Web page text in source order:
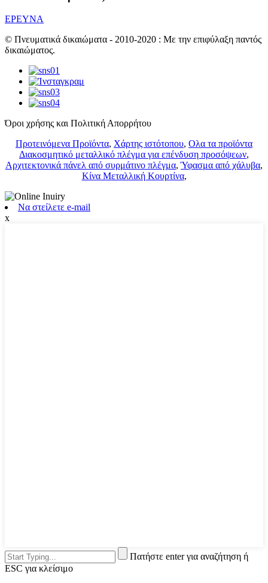
ΕΡΕΥΝΑ
© Πνευματικά δικαιώματα - 2010-2020 : Με την επιφύλαξη παντός
δικαιώματος.
Όροι χρήσης και Πολιτική Απορρήτου
Προτεινόμενα Προϊόντα, Χάρτης ιστότοπου, Ολα τα προϊόντα
Διακοσμητικό μεταλλικό πλέγμα για επένδυση προσόψεων,
Αρχιτεκτονικά πάνελ από συρμάτινο πλέγμα,Ύφασμα από χάλυβα,
Κίνα Μεταλλική Κουρτίνα,
Να στείλετε e-mail
x
Πατήστε enter για αναζήτηση ή
ESC για κλείσιμο